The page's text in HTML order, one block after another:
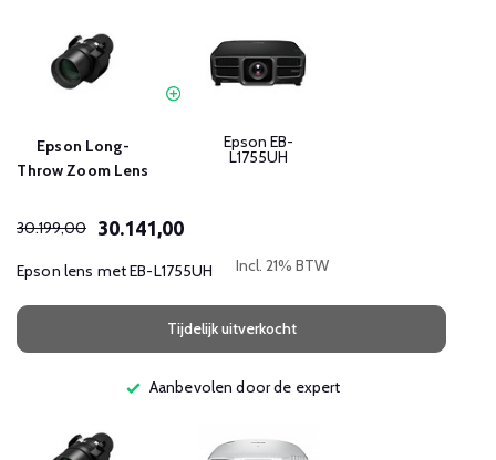
Epson Long-
Throw Zoom Lens
Epson EB-
L1755UH
30.199,00 30.141,00
Epson lens met EB-L1755UH Incl. 21% BTW
Tijdelijk uitverkocht
Aanbevolen door de expert